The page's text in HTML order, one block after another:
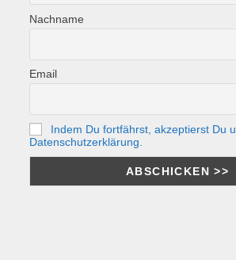
Nachname
Email
Indem Du fortfährst, akzeptierst Du
Datenschutzerklärung.